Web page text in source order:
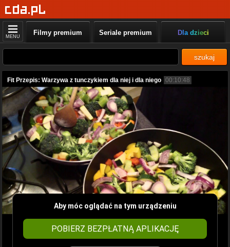
MENU Filmy premium Seriale premium Dla dzieci
szukaj
Fit Przepis: Warzywa z tunczykiem dla niej i dla niego 00:10:48
Aby móc oglądać na tym urządzeniu
POBIERZ BEZPŁATNĄ APLIKACJĘ